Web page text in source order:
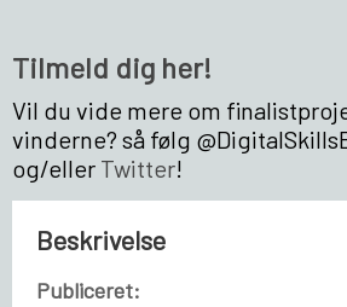
Tilmeld dig her!
Vil du vide mere om
vinderne? så følg
og/eller Twitter!
Beskrivelse
Publiceret: